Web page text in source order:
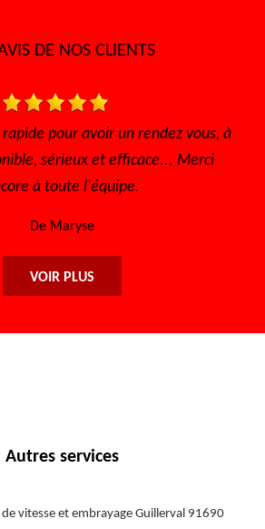
DE NOS CLIENTS
pour avoir un rendez vous, à
sérieux et efficace... Merci
à toute l'équipe.
De Maryse
Je
VOIR PLUS
Autres services
vitesse et embrayage Guillerval 91690